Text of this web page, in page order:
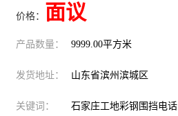
价格： 面议
产品数量： 9999.00平方米
发货地址： 山东省滨州滨城区
关键词： 石家庄工地彩钢围挡电话